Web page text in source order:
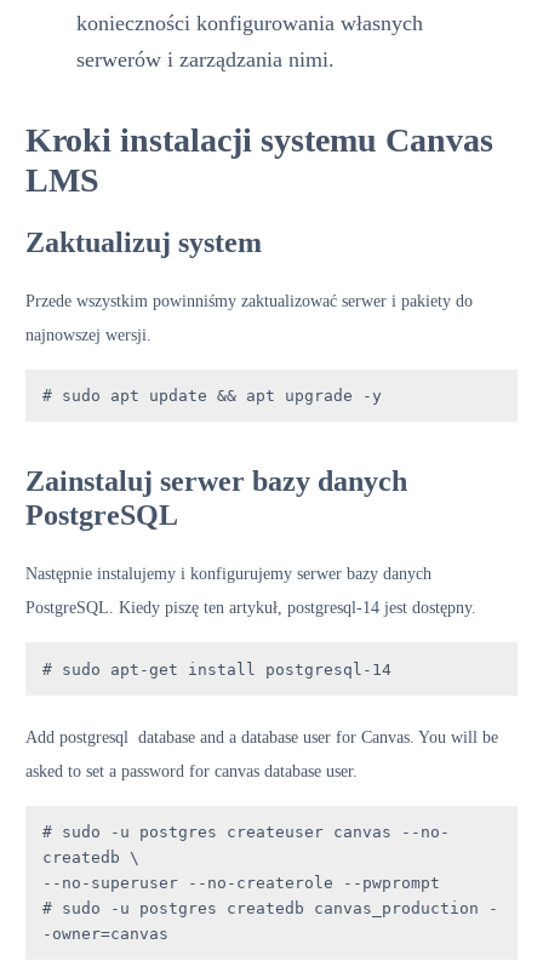
konieczności konfigurowania własnych
serwerów i zarządzania nimi.
Kroki instalacji systemu Canvas
LMS
Zaktualizuj system
Przede wszystkim powinniśmy zaktualizować serwer i pakiety do
najnowszej wersji.
# sudo apt update && apt upgrade -y
Zainstaluj serwer bazy danych
PostgreSQL
Następnie instalujemy i konfigurujemy serwer bazy danych
PostgreSQL. Kiedy piszę ten artykuł, postgresql-14 jest dostępny.
# sudo apt-get install postgresql-14
Add postgresql database and a database user for Canvas. You will be
asked to set a password for canvas database user.
# sudo -u postgres createuser canvas --no-
createdb \
--no-superuser --no-createrole --pwprompt
# sudo -u postgres createdb canvas_production -
-owner=canvas